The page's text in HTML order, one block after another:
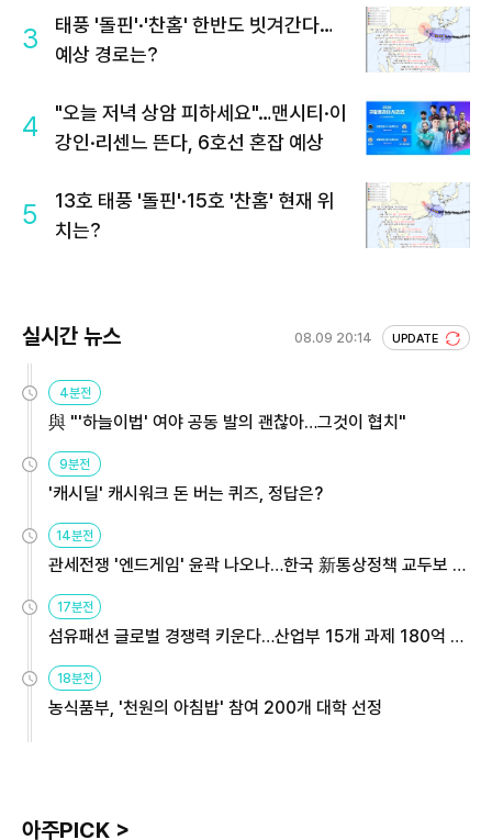
3
태풍 '돌핀'·'찬홈' 한반도 빗겨간다…
예상 경로는?
4
"오늘 저녁 상암 피하세요"…맨시티·이
강인·리센느 뜬다, 6호선 혼잡 예상
5
13호 태풍 '돌핀'·15호 '찬홈' 현재 위
치는?
실시간 뉴스 08.09 20:14 UPDATE
4분전
與 "'하늘이법' 여야 공동 발의 괜찮아…그것이 협치"
9분전
'캐시딜' 캐시워크 돈 버는 퀴즈, 정답은?
14분전
관세전쟁 '엔드게임' 윤곽 나오나…한국 新통상정책 교두보 활
17분전
섬유패션 글로벌 경쟁력 키운다…산업부 15개 과제 180억 지
18분전
농식품부, '천원의 아침밥' 참여 200개 대학 선정
아주PICK >